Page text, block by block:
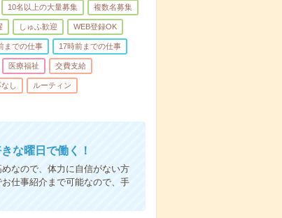
10名以上の大量募集 複数名募集
しゅふ歓迎 WEB登録OK
までの仕事 17時前までの仕事
医療福祉 交費支給
し ルーティン
な曜日で働く！
なので、体力に自信がない方
仕事紹介まで可能なので、手